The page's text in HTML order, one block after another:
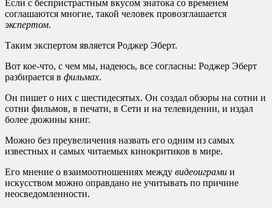
Если с беспристрастным вкусом знатока со временем
соглашаются многие, такой человек провозглашается
экспертом.
Таким экспертом является Роджер Эберт.
Вот кое-что, с чем мы, надеюсь, все согласны: Роджер Эберт
разбирается в фильмах.
Он пишет о них с шестидесятых. Он создал обзоры на сотни и
сотни фильмов, в печати, в Сети и на телевидении, и издал
более дюжины книг.
Можно без преувеличения назвать его одним из самых
известных и самых читаемых кинокритиков в мире.
Его мнение о взаимоотношениях между видеоиграми и
искусством можно оправдано не учитывать по причине
неосведомленности.